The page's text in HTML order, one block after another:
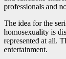
professionals and
The idea for the
homosexuality is
represented at all.
entertainment.